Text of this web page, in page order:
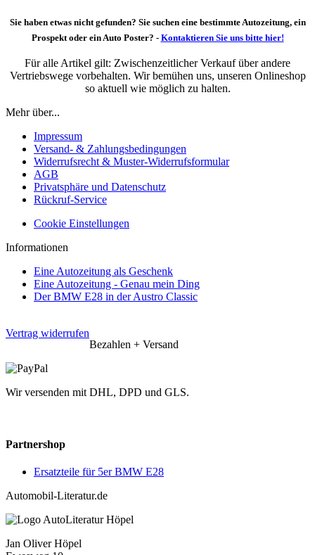
Sie haben etwas nicht gefunden? Sie suchen eine bestimmte Autozeitung, ein
Prospekt oder ein Auto Poster? - Kontaktieren Sie uns bitte hier!
Für alle Artikel gilt: Zwischenzeitlicher Verkauf über andere
Vertriebswege vorbehalten. Wir bemühen uns, unseren Onlineshop
so aktuell wie möglich zu halten.
Mehr über...
Impressum
Versand- & Zahlungsbedingungen
Widerrufsrecht & Muster-Widerrufsformular
AGB
Privatsphäre und Datenschutz
Rückruf-Service
Cookie Einstellungen
Informationen
Eine Autozeitung als Geschenk
Eine Autozeitung - Genau mein Ding
Der BMW E28 in der Austro Classic
Vertrag widerrufen
Bezahlen + Versand
Wir versenden mit DHL, DPD und GLS.
Partnershop
Ersatzteile für 5er BMW E28
Automobil-Literatur.de
Jan Oliver Höpel